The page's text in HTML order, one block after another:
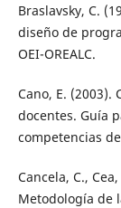
Braslavsky, C.
diseño de
OEI-OREALC.
Cano, E. (2003).
docentes. Guía
competencias
Cancela, C.,
Metodología de